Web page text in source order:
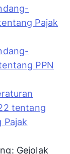
Pajak
PPN
tentang
Pajak
Gejolak